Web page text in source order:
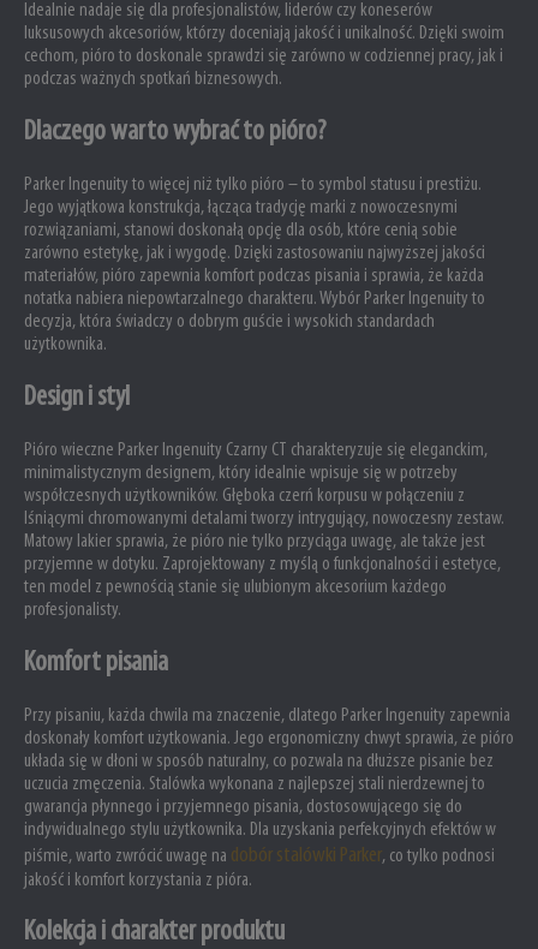
Idealnie nadaje się dla profesjonalistów, liderów czy koneserów
luksusowych akcesoriów, którzy doceniają jakość i unikalność. Dzięki swoim
cechom, pióro to doskonale sprawdzi się zarówno w codziennej pracy, jak i
podczas ważnych spotkań biznesowych.
Dlaczego warto wybrać to pióro?
Parker Ingenuity to więcej niż tylko pióro – to symbol statusu i prestiżu.
Jego wyjątkowa konstrukcja, łącząca tradycję marki z nowoczesnymi
rozwiązaniami, stanowi doskonałą opcję dla osób, które cenią sobie
zarówno estetykę, jak i wygodę. Dzięki zastosowaniu najwyższej jakości
materiałów, pióro zapewnia komfort podczas pisania i sprawia, że każda
notatka nabiera niepowtarzalnego charakteru. Wybór Parker Ingenuity to
decyzja, która świadczy o dobrym guście i wysokich standardach
użytkownika.
Design i styl
Pióro wieczne Parker Ingenuity Czarny CT charakteryzuje się eleganckim,
minimalistycznym designem, który idealnie wpisuje się w potrzeby
współczesnych użytkowników. Głęboka czerń korpusu w połączeniu z
lśniącymi chromowanymi detalami tworzy intrygujący, nowoczesny zestaw.
Matowy lakier sprawia, że pióro nie tylko przyciąga uwagę, ale także jest
przyjemne w dotyku. Zaprojektowany z myślą o funkcjonalności i estetyce,
ten model z pewnością stanie się ulubionym akcesorium każdego
profesjonalisty.
Komfort pisania
Przy pisaniu, każda chwila ma znaczenie, dlatego Parker Ingenuity zapewnia
doskonały komfort użytkowania. Jego ergonomiczny chwyt sprawia, że pióro
układa się w dłoni w sposób naturalny, co pozwala na dłuższe pisanie bez
uczucia zmęczenia. Stalówka wykonana z najlepszej stali nierdzewnej to
gwarancja płynnego i przyjemnego pisania, dostosowującego się do
indywidualnego stylu użytkownika. Dla uzyskania perfekcyjnych efektów w
piśmie, warto zwrócić uwagę na dobór stalówki Parker, co tylko podnosi
jakość i komfort korzystania z pióra.
Kolekcja i charakter produktu